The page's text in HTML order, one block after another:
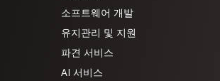
소프트웨어 개발
유지관리 및 지원
파견 서비스
AI 서비스